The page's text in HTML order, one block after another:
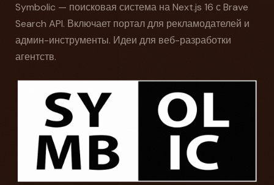
Symbolic — поисковая система на Next.js 16 с Brave
Search API. Включает портал для рекламодателей и
админ-инструменты. Идеи для веб-разработки
агентств.